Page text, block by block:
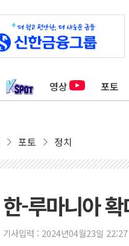
영상 포토
포토 정치
한-루마니아
기사입력 : 2024년04월23일 22:27